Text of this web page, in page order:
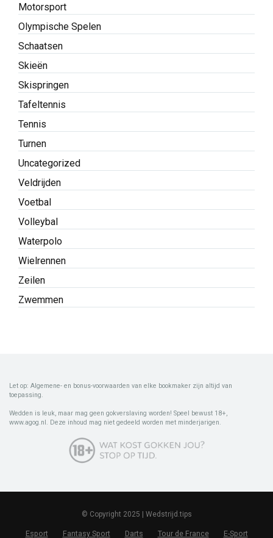
Motorsport
Olympische Spelen
Schaatsen
Skieën
Skispringen
Tafeltennis
Tennis
Turnen
Uncategorized
Veldrijden
Voetbal
Volleybal
Waterpolo
Wielrennen
Zeilen
Zwemmen
Let op: Algemene- en bonus-voorwaarden van elke bookmaker zijn altijd van
toepassing.
Wedden is leuk, maar mag geen gokverslaving worden! Speel bewust 18+,
www.agog.nl. Deze inhoud mag niet gedeeld worden met minderjarigen.
© Copyright 2025 | Wedstrijd.tips
Esport Fantasy Sport Darts Tour de France E-Sport